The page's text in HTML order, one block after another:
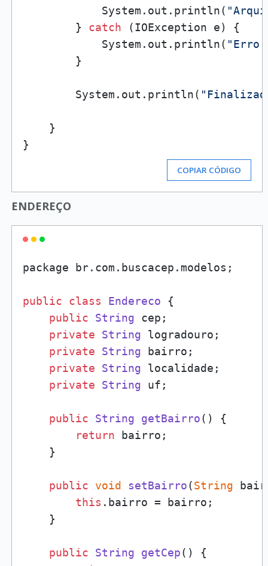
            System.out.println(
        }
catch (IOException e) {
            System.out.println(
"Erro
        }
        System.out.println(
    }
COPIAR CÓDIGO
ENDEREÇO
package br. com . buscacep . modelos ;
public class Endereco {
public
String cep;
private
String logradouro;
private
String bairro;
private
String localidade;
private
String uf;
public String getBairro( ) {
return bairro;
    }
public void setBairro(String
this . bairro = bairro;
    }
public String getCep( ) {